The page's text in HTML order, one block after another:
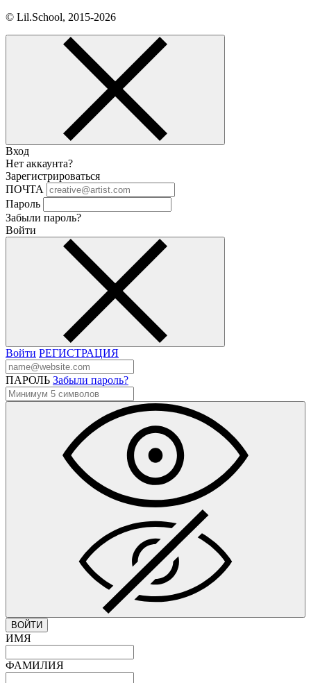
© Lil.School, 2015‐2026
Вход
Нет аккаунта?
Зарегистрироваться
ПОЧТА
Пароль
Забыли пароль?
Войти
Войти РЕГИСТРАЦИЯ
ПАРОЛЬ Забыли пароль?
ВОЙТИ
ИМЯ
ФАМИЛИЯ